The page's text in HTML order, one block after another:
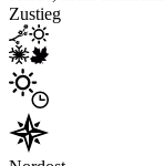
Zustieg